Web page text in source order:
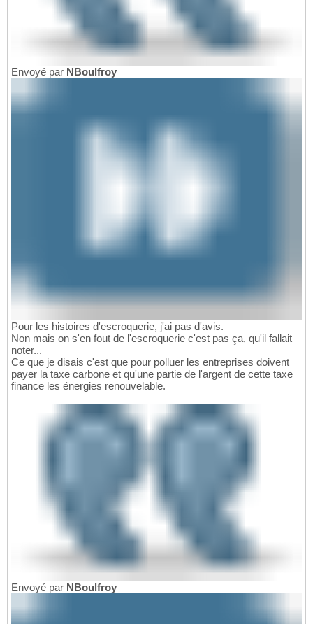
Envoyé par NBoulfroy
Pour les histoires d'escroquerie, j'ai pas d'avis.
Non mais on s'en fout de l'escroquerie c'est pas ça, qu'il fallait
noter...
Ce que je disais c'est que pour polluer les entreprises doivent
payer la taxe carbone et qu'une partie de l'argent de cette taxe
finance les énergies renouvelable.
Envoyé par NBoulfroy